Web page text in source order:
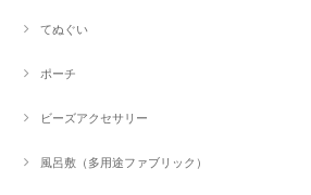
てぬぐい
ポーチ
ビーズアクセサリー
風呂敷（多用途ファブリック）